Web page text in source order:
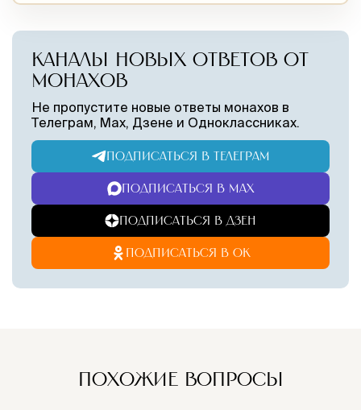
КАНАЛЫ НОВЫХ ОТВЕТОВ ОТ
МОНАХОВ
Не пропустите новые ответы монахов в
Телеграм, Max, Дзене и Одноклассниках.
ПОДПИСАТЬСЯ В ТЕЛЕГРАМ
ПОДПИСАТЬСЯ В MAX
ПОДПИСАТЬСЯ В ДЗЕН
ПОДПИСАТЬСЯ В ОК
ПОХОЖИЕ ВОПРОСЫ